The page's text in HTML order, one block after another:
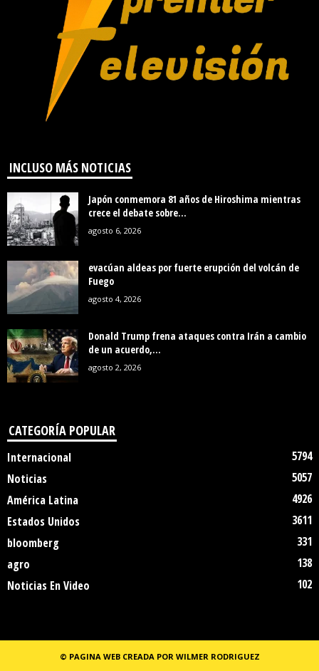
INCLUSO MÁS NOTICIAS
Japón conmemora 81 años de Hiroshima mientras
crece el debate sobre...
agosto 6, 2026
evacúan aldeas por fuerte erupción del volcán de
Fuego
agosto 4, 2026
Donald Trump frena ataques contra Irán a cambio
de un acuerdo,...
agosto 2, 2026
CATEGORÍA POPULAR
Internacional
5794
Noticias
5057
América Latina
4926
Estados Unidos
3611
bloomberg
331
agro
138
Noticias En Video
102
© PAGINA WEB CREADA POR WILMER RODRIGUEZ